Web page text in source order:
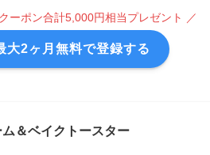
ーポン合計5,000円相当プレゼント ／
大2ヶ月無料で登録する
＆ベイクトースター